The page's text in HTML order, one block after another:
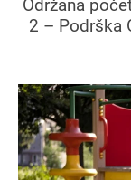
Održana
2 – Podrška